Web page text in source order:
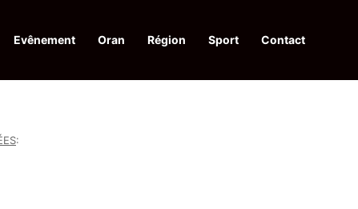
Evênement Oran Région Sport Contact
appelle à une action collective
: